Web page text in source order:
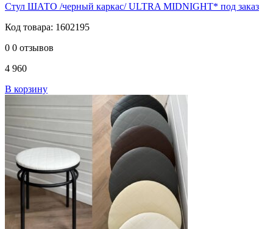
Стул ШАТО /черный каркас/ ULTRA MIDNIGHT* под заказ
Код товара: 1602195
0 0 отзывов
4 960
В корзину